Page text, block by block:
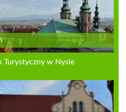
Turystyczny w Nysie